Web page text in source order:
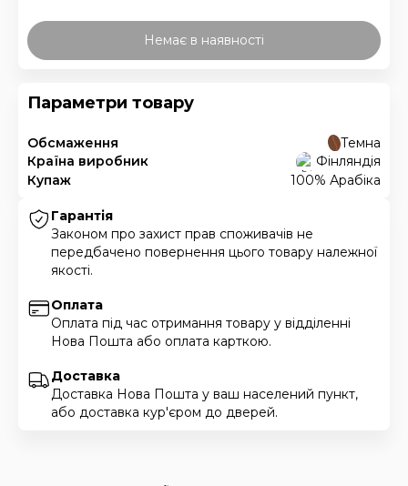
Немає в наявності
Параметри товару
Обсмаження
Темна
Країна виробник
Фінляндія
Купаж
100% Арабіка
Гарантія
Законом про захист прав споживачів не
передбачено повернення цього товару належної
якості.
Оплата
Оплата під час отримання товару у відділенні
Нова Пошта або оплата карткою.
Доставка
Доставка Нова Пошта у ваш населений пункт,
або доставка кур'єром до дверей.